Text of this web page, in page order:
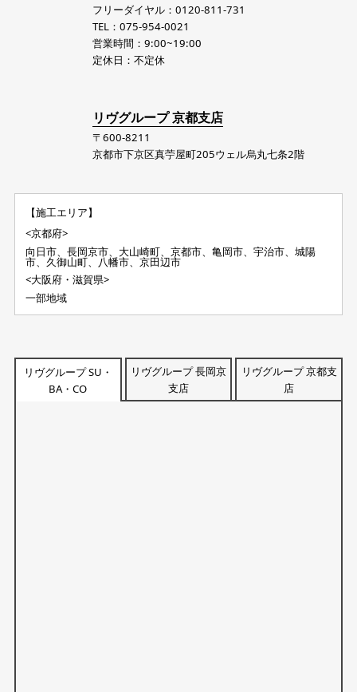
フリーダイヤル：0120-811-731
TEL：075-954-0021
営業時間：9:00~19:00
定休日：不定休
リヴグループ 京都支店
〒600-8211
京都市下京区真苧屋町205ウェル烏丸七条2階
【施工エリア】
<京都府>
向日市、長岡京市、大山崎町、京都市、亀岡市、宇治市、城陽
市、久御山町、八幡市、京田辺市
<大阪府・滋賀県>
一部地域
リヴグループ SU・
BA・CO
リヴグループ 長岡京
支店
リヴグループ 京都支
店